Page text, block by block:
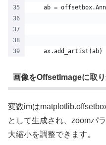
ab =
    ax.add_artist(ab)
画像をOffsetImageに取
変数imは
として生成され、zoomパ
大縮小を調整できます。